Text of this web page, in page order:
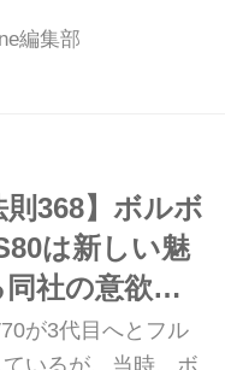
誌ではさっそ
530xiツーリングの
化ぶりを確認し
記は、Motor
月号より）
編集部
則368】ボルボ
は新しい魅
社の意欲的
が3代目へとフル
いるが、当時、ボ